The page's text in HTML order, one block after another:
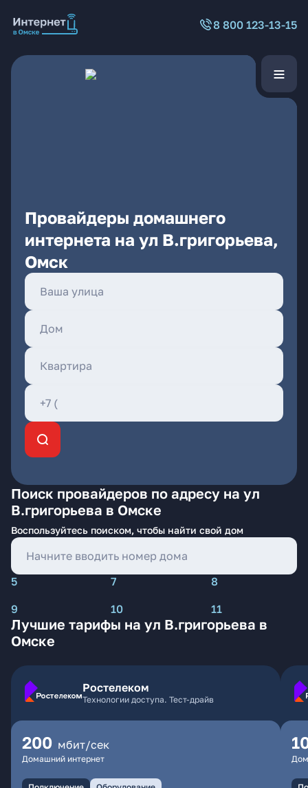
8 800 123-13-15
Провайдеры домашнего
интернета на ул В.григорьева,
Омск
Поиск провайдеров по адресу на ул
В.григорьева в Омске
Воспользуйтесь поиском, чтобы найти свой дом
5 7
8
9
10 11
Лучшие тарифы на ул В.григорьева в
Омске
Ростелеком
Технологии доступа. Тест-драйв
200 мбит/сек
Домашний интернет